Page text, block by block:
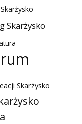
Skarżysko
Skarżysko